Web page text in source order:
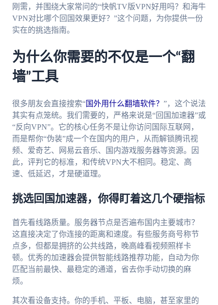
刚需，并围绕大家常问的“快帆TV版VPN好用吗？和海牛
VPN对比哪个回国效果更好？”这个问题，为你提供一份
实在的挑选指南。
为什么你需要的不仅是一个“翻
墙”工具
很多朋友会直接搜索“国外用什么翻墙软件？ ”，这个说法
其实有点笼统。我们需要的，严格来说是“回国加速器”或
“反向VPN”。它的核心任务不是让你访问国际互联网，
而是帮你“伪装”成一个在国内的用户，从而解锁腾讯视
频、爱奇艺、网易云音乐、国内游戏服务器等资源。因
此，评判它的标准，和传统VPN大不相同。稳定、高
速、低延迟，才是硬道理。
挑选回国加速器，你得盯着这几个硬指标
首先看线路质量。服务器节点是否遍布国内主要城市？
这直接决定了你连接的距离和速度。有些服务商号称节
点多，但都是拥挤的公共线路，晚高峰看视频照样卡
顿。优秀的加速器会提供智能线路推荐功能，自动为你
匹配当前最快、最稳定的通道，省去你手动切换的麻
烦。
其次看设备支持。你的手机、平板、电脑，甚至家里的